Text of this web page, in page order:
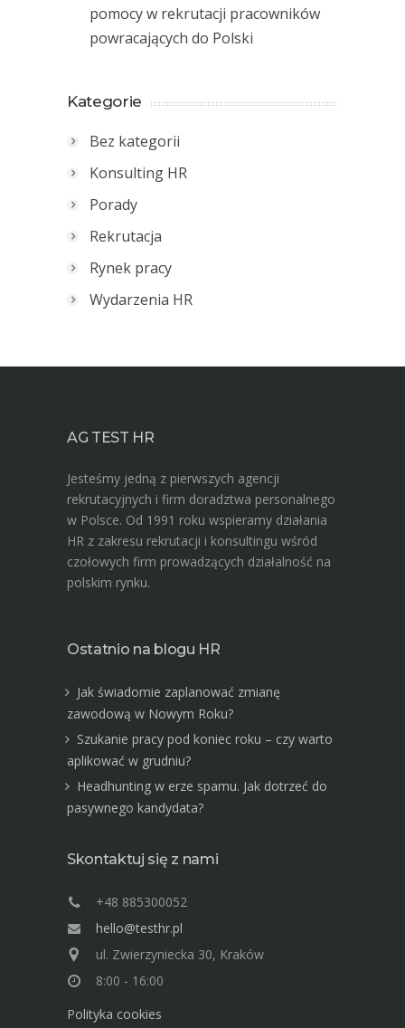
pomocy w rekrutacji pracowników
powracających do Polski
Kategorie
Bez kategorii
Konsulting HR
Porady
Rekrutacja
Rynek pracy
Wydarzenia HR
AG TEST HR
Jesteśmy jedną z pierwszych agencji
rekrutacyjnych i firm doradztwa personalnego
w Polsce. Od 1991 roku wspieramy działania
HR z zakresu rekrutacji i konsultingu wśród
czołowych firm prowadzących działalność na
polskim rynku.
Ostatnio na blogu HR
Jak świadomie zaplanować zmianę
zawodową w Nowym Roku?
Szukanie pracy pod koniec roku – czy warto
aplikować w grudniu?
Headhunting w erze spamu. Jak dotrzeć do
pasywnego kandydata?
Skontaktuj się z nami
+48 885300052
hello@testhr.pl
ul. Zwierzyniecka 30, Kraków
8:00 - 16:00
Polityka cookies